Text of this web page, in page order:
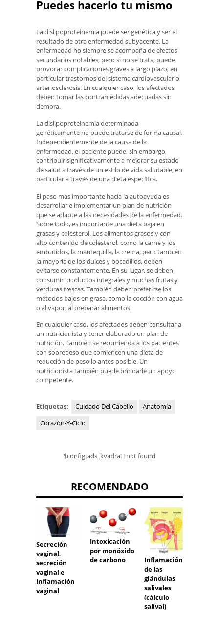
Puedes hacerlo tu mismo
La dislipoproteinemia puede ser genética y ser el
resultado de otra enfermedad subyacente. La
enfermedad no siempre se acompaña de efectos
secundarios notables, pero si no se trata, puede
provocar complicaciones graves a largo plazo, en
particular trastornos del sistema cardiovascular o
arteriosclerosis. En cualquier caso, los afectados
deben tomar las contramedidas adecuadas sin
demora.
La dislipoproteinemia determinada
genéticamente no puede tratarse de forma causal.
Independientemente de la causa de la
enfermedad, el paciente puede, sin embargo,
contribuir significativamente a mejorar su estado
de salud a través de un estilo de vida saludable, en
particular a través de una dieta específica.
El paso más importante hacia la autoayuda es
desarrollar e implementar un plan de nutrición
que se adapte a las necesidades de la enfermedad.
Sobre todo, es importante una dieta baja en
grasas y colesterol. Los alimentos grasos y con
alto contenido de colesterol, como la carne y los
embutidos, la mantequilla, la crema, pero también
la mayoría de los dulces y bocadillos, deben
evitarse constantemente. En su lugar, se deben
consumir productos integrales y muchas frutas y
verduras frescas. También deben preferirse los
métodos bajos en grasa, como la cocción con agua
o al vapor, al preparar alimentos.
En cualquier caso, los afectados deben consultar a
un nutricionista y tener elaborado un plan de
nutrición. También se recomienda a los pacientes
con sobrepeso que comiencen una dieta de
reducción de peso lo antes posible. Un
nutricionista también puede brindarle un apoyo
competente.
Etiquetas: Cuidado Del Cabello
Anatomía
Corazón-Y-Ciclo
$config[ads_kvadrat] not found
RECOMENDADO
Secreción
vaginal,
secreción
vaginal e
inflamación
vaginal
Intoxicación
por monóxido
de carbono
Inflamación
de las
glándulas
salivales
(cálculo
salival)